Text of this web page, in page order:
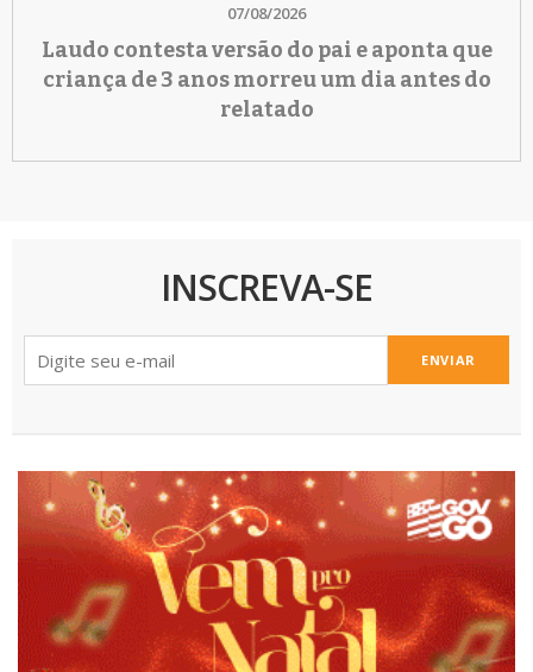
07/08/2026
Laudo contesta versão do pai e aponta que
criança de 3 anos morreu um dia antes do
relatado
INSCREVA-SE
ENVIAR